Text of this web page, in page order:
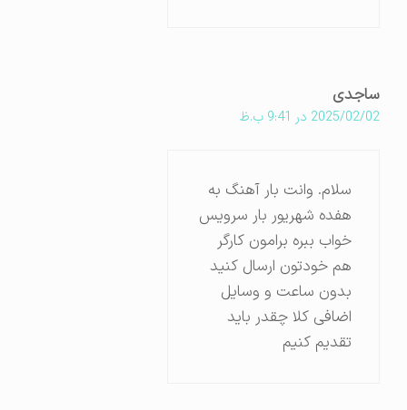
ساجدی
2025/02/02 در 9:41 ب.ظ
سلام. وانت بار آهنگ به
هفده شهریور بار سرویس
خواب ببره برامون کارگر
هم خودتون ارسال کنید
بدون ساعت و وسایل
اضافی کلا چقدر باید
تقدیم کنیم